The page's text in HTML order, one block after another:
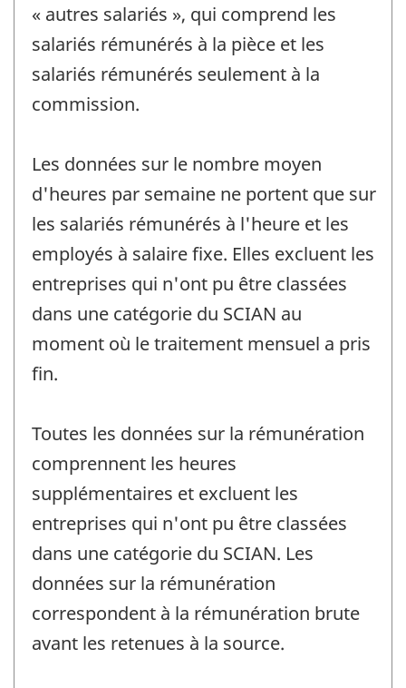
« autres salariés », qui comprend les
salariés rémunérés à la pièce et les
salariés rémunérés seulement à la
commission.
Les données sur le nombre moyen
d'heures par semaine ne portent que sur
les salariés rémunérés à l'heure et les
employés à salaire fixe. Elles excluent les
entreprises qui n'ont pu être classées
dans une catégorie du SCIAN au
moment où le traitement mensuel a pris
fin.
Toutes les données sur la rémunération
comprennent les heures
supplémentaires et excluent les
entreprises qui n'ont pu être classées
dans une catégorie du SCIAN. Les
données sur la rémunération
correspondent à la rémunération brute
avant les retenues à la source.